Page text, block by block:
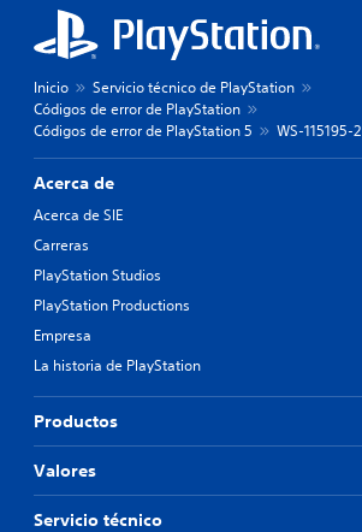
Inicio
Servicio técnico de PlayStation
Códigos de error de PlayStation
Códigos de error de PlayStation 5
WS-115195-2
Acerca de
Acerca de SIE
Carreras
PlayStation Studios
PlayStation Productions
Empresa
La historia de PlayStation
Productos
Valores
Servicio técnico